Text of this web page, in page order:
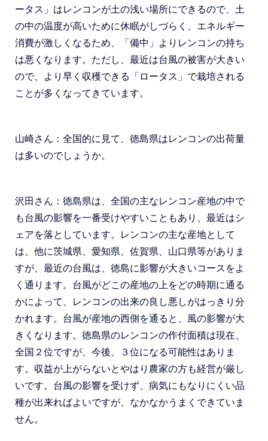
ータス」はレンコンが土の浅い場所にできるので、土
の中の温度が高いために休眠がしづらく、エネルギー
消費が激しくなるため、「備中」よりレンコンの持ち
は悪くなります。ただし、最近は台風の被害が大きい
ので、より早く収穫できる「ロータス」で栽培される
ことが多くなってきています。
山崎さん：全国的に見て、徳島県はレンコンの出荷量
は多いのでしょうか。
沢田さん：徳島県は、全国の主なレンコン産地の中で
も台風の影響を一番受けやすいこともあり、最近はシ
ェアを落としています。レンコンの主な産地として
は、他に茨城県、愛知県、佐賀県、山口県等がありま
すが、最近の台風は、徳島に影響が大きいコースをよ
く通ります。台風がどこの産地の上をどの時期に通る
かによって、レンコンの出来の良し悪しがはっきり分
かれます。台風が産地の西側を通ると、風の影響が大
きくなります。徳島県のレンコンの作付面積は現在、
全国２位ですが、今後、３位になる可能性はありま
す。収益が上がらないとやはり農家の方も経営が厳し
いです。台風の影響を受けず、病気にもなりにくい品
種が出来ればよいですが、なかなかうまくできていま
せん。